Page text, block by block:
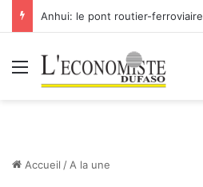
Menu
Accueil / A la une